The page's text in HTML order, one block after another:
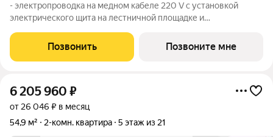
- электропроводка на медном кабеле 220 V с установкой
электрического щита на лестничной площадке и
стен, кроме стен лоджий, откосов дверных и оконных
проемов, ниш прохождения стояков
Позвонить Позвоните мне
6 205 960 ₽
от 26 046 ₽ в месяц
54,9 м²
2-комн. квартира 5 этаж из 21